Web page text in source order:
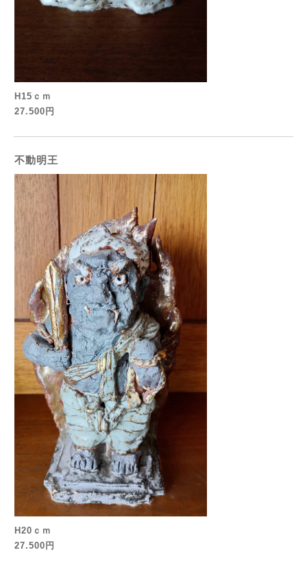
H15ｃｍ
27.500円
不動明王
H20ｃｍ
27.500円